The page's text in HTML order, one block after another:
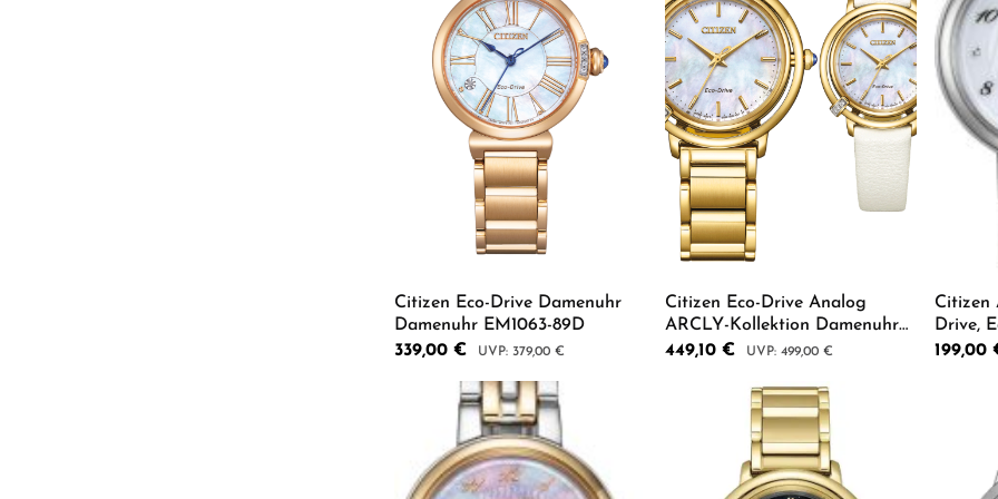
Citizen Eco-Drive Damenuhr
Damenuhr EM1063-89D
Verkaufspreis:
339,00 € Regulärer Preis:
379,00 €
Produkt Anzahl: Gib den gewünschten Wert
Citizen Eco-Drive Analog
ARCLY-Kollektion Damenuhr
inklusive Wechselarmband
Verkaufspreis:
449,10 € Regulärer Preis:
499,00 €
Produkt Anzahl: Gib den
Citizen
Drive,
199,00